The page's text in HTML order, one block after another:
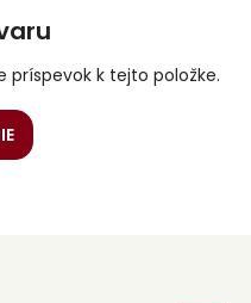
príspevok k tejto položke.